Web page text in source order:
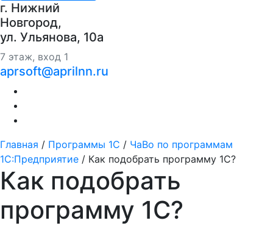
г. Нижний
Новгород,
ул. Ульянова, 10a
7 этаж, вход 1
aprsoft@aprilnn.ru
Главная / Программы 1С / ЧаВо по программам
1С:Предприятие / Как подобрать программу 1С?
Как подобрать
программу 1С?